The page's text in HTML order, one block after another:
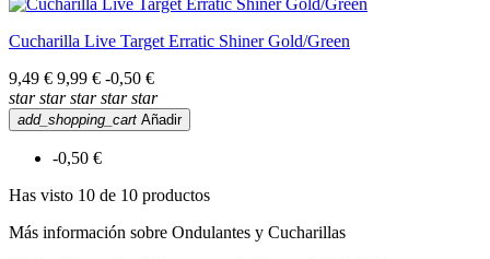
Cucharilla Live Target Erratic Shiner Gold/Green
9,49 € 9,99 € -0,50 €
star star star star star
add_shopping_cart Añadir
-0,50 €
Has visto 10 de 10 productos
Más información sobre Ondulantes y Cucharillas